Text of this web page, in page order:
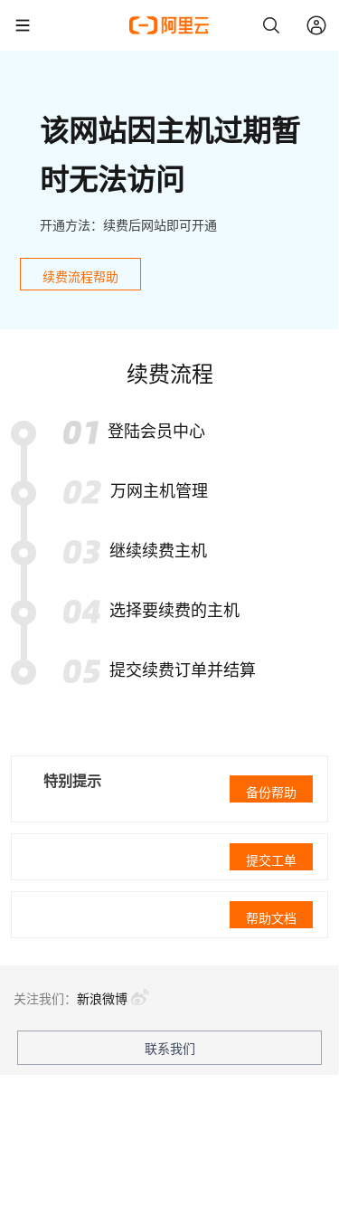
该网站因主机过期暂
时无法访问
开通方法：续费后网站即可开通
续费流程帮助
续费流程
登陆会员中心
万网主机管理
继续续费主机
选择要续费的主机
提交续费订单并结算
特别提示
备份帮助
提交工单
帮助文档